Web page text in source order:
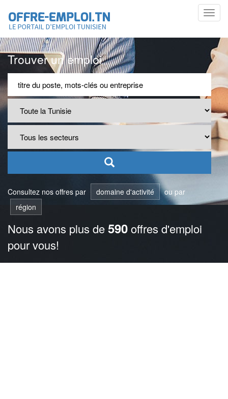
Trouver un emploi
Consultez nos offres par domaine d'activité
ou par
région
Nous avons plus de590offres d'emploi
pour vous!